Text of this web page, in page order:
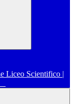
Liceo Scientifico |